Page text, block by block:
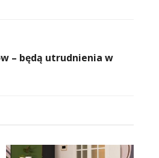
– będą utrudnienia w